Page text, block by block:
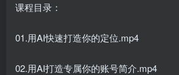
课程目录：
01.用AI快速打造你的定位.mp4
02.用AI打造专属你的账号简介.mp4